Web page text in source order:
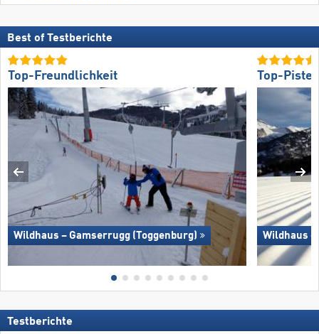
Best of Testberichte
Top-Freundlichkeit
Wildhaus – Gamserrugg (Toggenburg)
Top-
Wildhaus –
Testberichte